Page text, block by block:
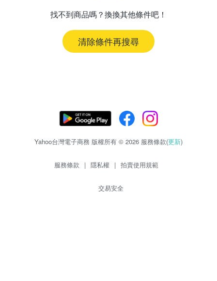
找不到商品嗎？換換其他條件吧！
清除條件再搜尋
Yahoo台灣電子商務 版權所有 © 2026 服務條款(更新)
服務條款 | 隱私權 | 拍賣使用規範
交易安全